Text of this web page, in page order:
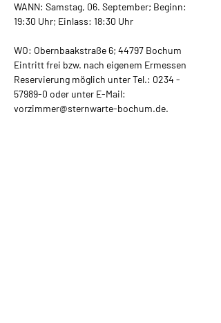
WANN: Samstag, 06. September; Beginn:
19:30 Uhr; Einlass: 18:30 Uhr
WO: Obernbaakstraße 6; 44797 Bochum
Eintritt frei bzw. nach eigenem Ermessen
Reservierung möglich unter Tel.: 0234 -
57989-0 oder unter E-Mail:
vorzimmer@sternwarte-bochum.de.